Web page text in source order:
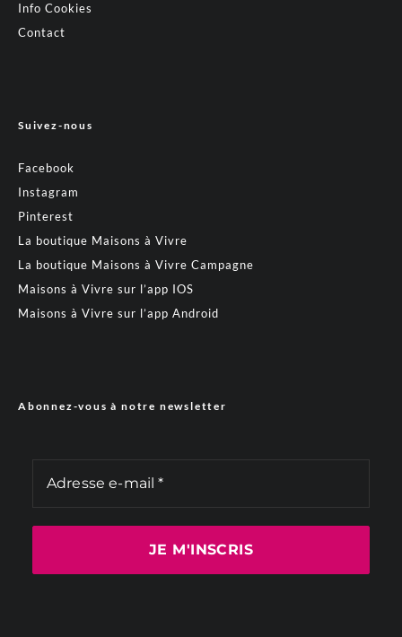
Info Cookies
Contact
Suivez-nous
Facebook
Instagram
Pinterest
La boutique Maisons à Vivre
La boutique Maisons à Vivre Campagne
Maisons à Vivre sur l’app IOS
Maisons à Vivre sur l’app Android
Abonnez-vous à notre newsletter